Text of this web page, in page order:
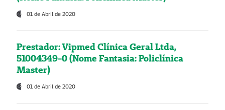
01 de Abril de 2020
Prestador: Vipmed Clínica Geral Ltda,
51004349-0 (Nome Fantasia: Policlínica
Master)
01 de Abril de 2020